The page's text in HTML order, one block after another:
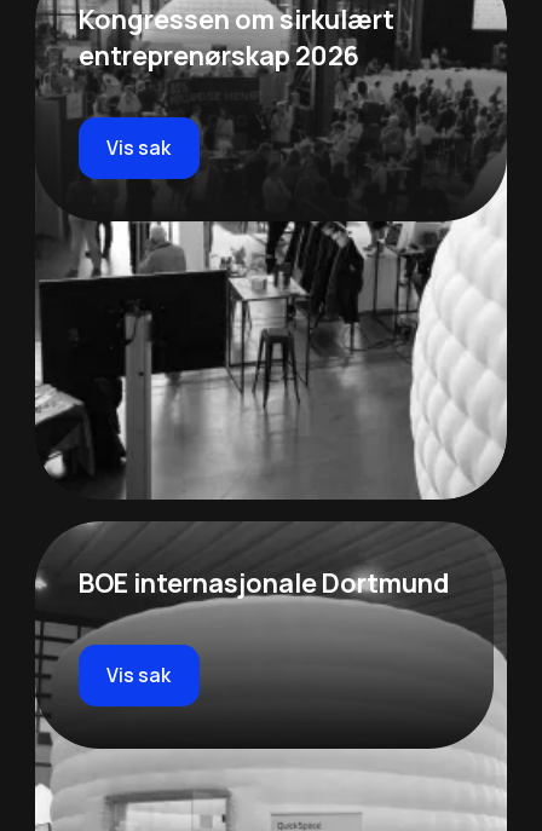
Kongressen om sirkulært
entreprenørskap 2026
Vis sak
BOE internasjonale Dortmund
Vis sak